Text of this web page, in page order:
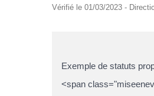
Vérifié le 01/03/2023 -
Exemple de statuts
<span